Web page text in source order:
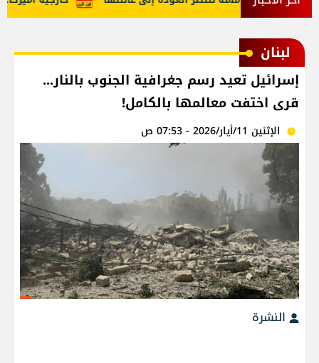
لبنان
إسرائيل تعيد رسم جغرافية الجنوب بالنار...
قرى اختفت معالمها بالكامل!
الإثنين 11/أيار/2026 - 07:53 ص
النشرة